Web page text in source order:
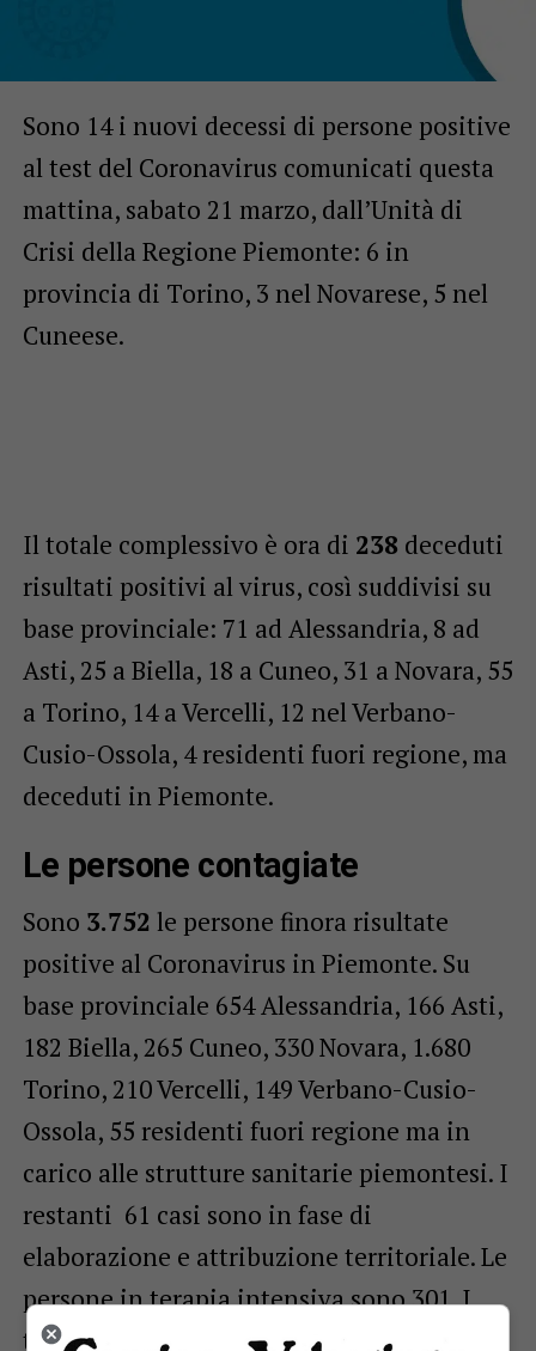
Sono 14 i nuovi decessi di persone positive
al test del Coronavirus comunicati questa
mattina, sabato 21 marzo, dall’Unità di
Crisi della Regione Piemonte: 6 in
provincia di Torino, 3 nel Novarese, 5 nel
Cuneese.
Il totale complessivo è ora di 238 deceduti
risultati positivi al virus, così suddivisi su
base provinciale: 71 ad Alessandria, 8 ad
Asti, 25 a Biella, 18 a Cuneo, 31 a Novara, 55
a Torino, 14 a Vercelli, 12 nel Verbano-
Cusio-Ossola, 4 residenti fuori regione, ma
deceduti in Piemonte.
Le persone contagiate
Sono 3.752 le persone finora risultate
positive al Coronavirus in Piemonte. Su
base provinciale 654 Alessandria, 166 Asti,
182 Biella, 265 Cuneo, 330 Novara, 1.680
Torino, 210 Vercelli, 149 Verbano-Cusio-
Ossola, 55 residenti fuori regione ma in
carico alle strutture sanitarie piemontesi. I
restanti 61 casi sono in fase di
elaborazione e attribuzione territoriale. Le
persone in terapia intensiva sono 301. I
tamponi diagnostici finora eseguiti sono